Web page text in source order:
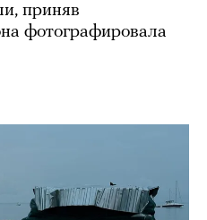
приняв
фотографировала